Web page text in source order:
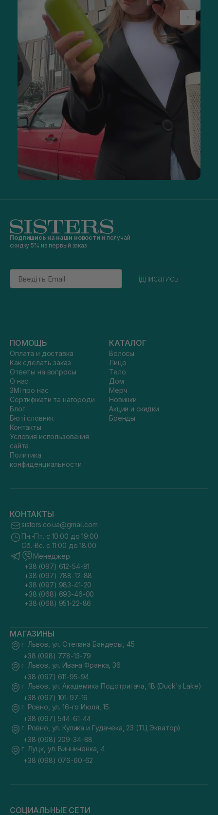
Подпишись на наши новости и получай
скидку 5% на первый заказ
Email
підписатись
ПОМОЩЬ
Оплата и доставка
Как сделать заказ
Ответы на вопросы
О нас
ЗМІ про нас
Сертифікати та нагороди
Блог
Бюті словник
Контакты
Условия использования
сайта
Политика
конфиденциальности
КАТАЛОГ
Волосы
Лицо
Тело
Дом
Мерч
Новинки
Акции и скидки
Бренды
КОНТАКТЫ
sisters.co.ua@gmail.com
Пн.-Пт. с 10:00 до 19:00
Сб.-Вс. с 11:00 до 18:00
Менеджер
+38 (097) 612-54-81
+38 (097) 788-12-88
+38 (097) 983-41-20
+38 (068) 693-46-00
+38 (068) 951-22-86
МАГАЗИНЫ
г. Львов, ул. Степана Бандеры, 45
+38 (098) 778-13-79
г. Львов, ул. Ивана Франка, 36
+38 (097) 611-95-94
г. Львов, ул. Академика Подстригача, 1В (Duck's Lake)
+38 (097) 101-97-16
г. Ровно, ул. 16-го Июля, 15
+38 (097) 544-61-44
г. Ровно, ул. Кулика и Гудачека, 23 (ТЦ Экватор)
+38 (068) 209-34-88
г. Луцк, ул. Винниченка, 4
+38 (098) 076-60-62
СОЦИАЛЬНЫЕ СЕТИ